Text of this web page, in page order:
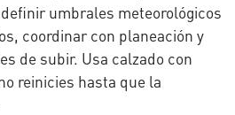
umbrales meteorológicos
coordinar con planeación y
de subir. Usa calzado con
reinicies hasta que la